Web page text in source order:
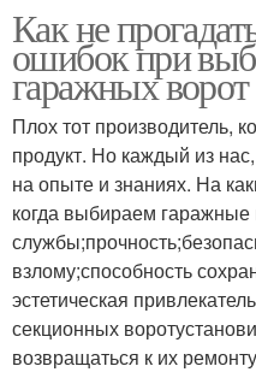
Как не
ошибок при
гаражных ворот
Плох тот производитель,
продукт. Но каждый из
на опыте и знаниях. На
когда выбираем гаражные
взлому;способность
эстетическая
секционных
возвращаться к их